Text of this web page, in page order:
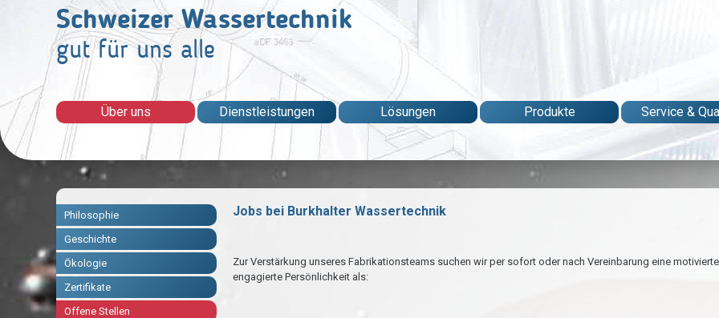
Schweizer Wassertechnik
gut für uns alle
Über uns Dienstleistungen Lösungen Produkte Service &
Philosophie
Geschichte
Ökologie
Zertifikate
Offene Stellen
Jobs bei Burkhalter Wassertechnik
Zur Verstärkung unseres Fabrikationsteams suchen wir per sofort oder nach Vereinbarung eine
engagierte Persönlichkeit als: